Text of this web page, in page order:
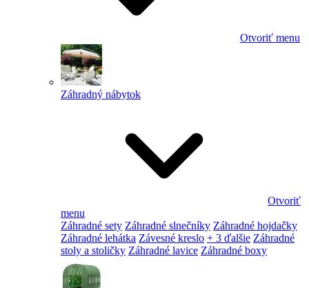
Otvoriť menu
Záhradný nábytok
Otvoriť
menu
Záhradné sety Záhradné slnečníky Záhradné hojdačky
Záhradné lehátka Závesné kreslo + 3 ďalšie Záhradné
stoly a stoličky Záhradné lavice Záhradné boxy